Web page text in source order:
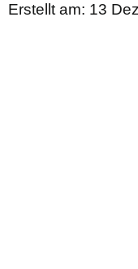
Erstellt am: 13